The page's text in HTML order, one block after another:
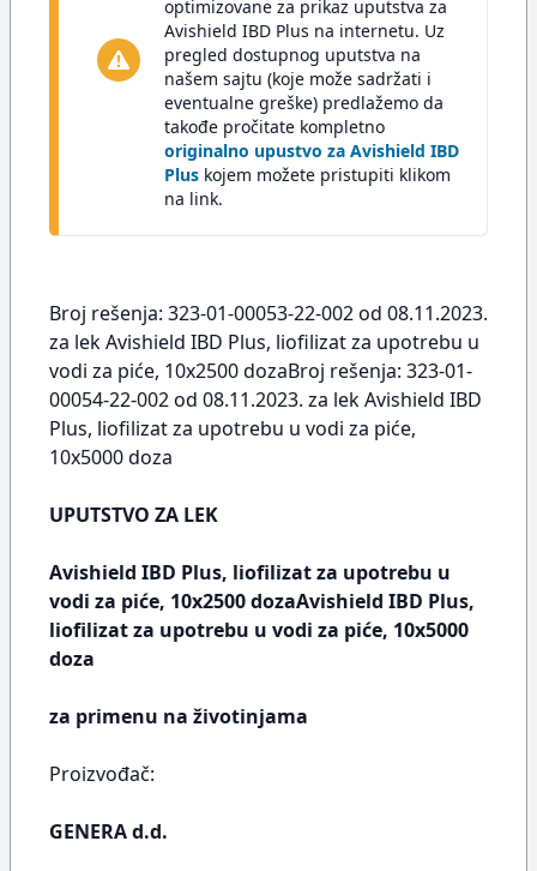
optimizovane za prikaz uputstva za
Avishield IBD Plus na internetu. Uz
pregled dostupnog uputstva na
našem sajtu (koje može sadržati i
eventualne greške) predlažemo da
takođe pročitate kompletno
originalno upustvo za Avishield IBD
Plus kojem možete pristupiti klikom
na link.
Broj rešenja: 323-01-00053-22-002 od 08.11.2023.
za lek Avishield IBD Plus, liofilizat za upotrebu u
vodi za piće, 10x2500 dozaBroj rešenja: 323-01-
00054-22-002 od 08.11.2023. za lek Avishield IBD
Plus, liofilizat za upotrebu u vodi za piće,
10x5000 doza
UPUTSTVO ZA LEK
Avishield IBD Plus, liofilizat za upotrebu u
vodi za piće, 10x2500 dozaAvishield IBD Plus,
liofilizat za upotrebu u vodi za piće, 10x5000
doza
za primenu na životinjama
Proizvođač:
GENERA d.d.